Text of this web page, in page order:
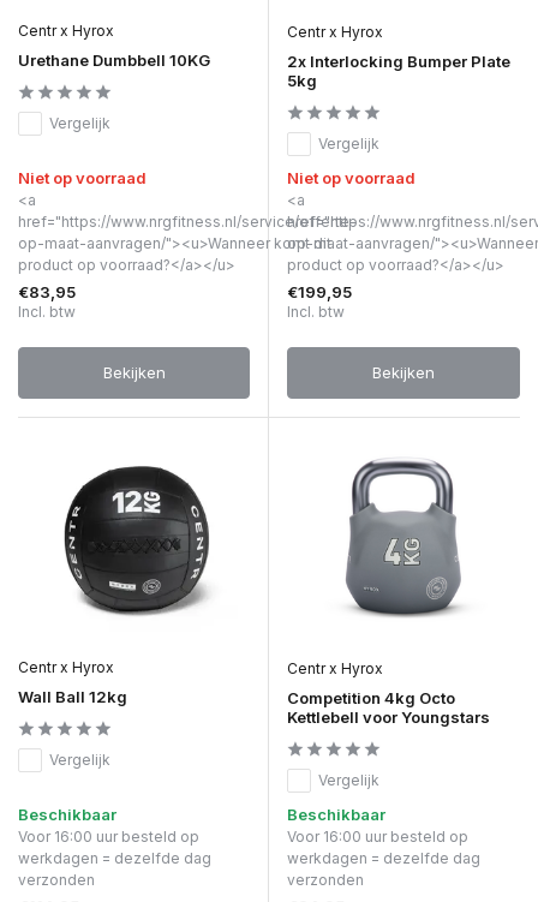
Centr x Hyrox
Urethane Dumbbell 10KG
Vergelijk
Niet op voorraad
<a
href="https://www.nrgfitness.nl/service/offerte-
op-maat-aanvragen/"><u>Wanneer komt dit
product op voorraad?</a></u>
€83,95
Incl. btw
Bekijken
Centr x Hyrox
2x Interlocking Bumper Plate
5kg
Vergelijk
Niet op voorraad
<a
href="https://www.nrgfitness.nl/
op-maat-aanvragen/
product op voorraad?</a></u>
€199,95
Incl. btw
Bekijken
Centr x Hyrox
Wall Ball 12kg
Vergelijk
Beschikbaar
Voor 16:00 uur besteld op
werkdagen = dezelfde dag
verzonden
Centr x Hyrox
Competition 4kg Octo
Kettlebell voor Youngstars
Vergelijk
Beschikbaar
Voor 16:00 uur besteld op
werkdagen = dezelfde dag
verzonden